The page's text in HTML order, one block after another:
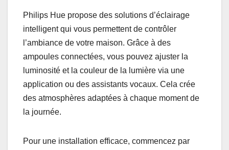
Philips Hue propose des solutions d’éclairage
intelligent qui vous permettent de contrôler
l’ambiance de votre maison. Grâce à des
ampoules connectées, vous pouvez ajuster la
luminosité et la couleur de la lumière via une
application ou des assistants vocaux. Cela crée
des atmosphères adaptées à chaque moment de
la journée.
Pour une installation efficace, commencez par